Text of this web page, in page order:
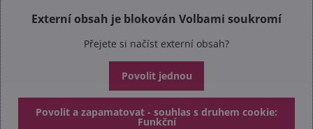
Externí obsah je blokován Volbami soukromí
Přejete si načíst externí obsah?
Povolit jednou
Povolit a zapamatovat - souhlas s druhem cookie:
Funkční